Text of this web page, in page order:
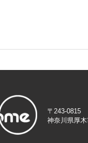
〒243-0815
神奈川県厚